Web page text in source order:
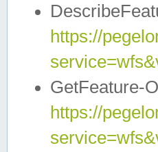
https://
GetFeature-
https://